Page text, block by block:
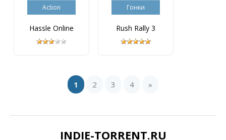
Action
Hassle Online
Гонки
Rush Rally 3
1 2 3 4 »
INDIE-TORRENT.RU